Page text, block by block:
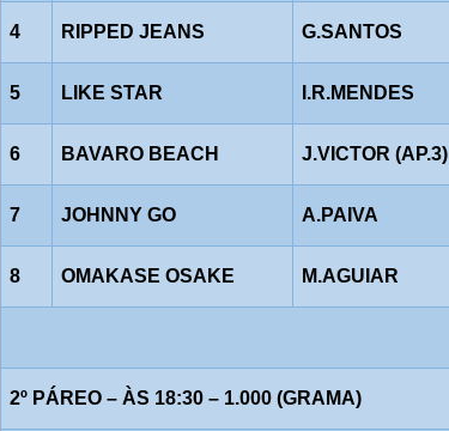
4 RIPPED JEANS G.SANTOS
5 LIKE STAR I.R.MENDES
6 BAVARO BEACH J.VICTOR (AP.3)
7 JOHNNY GO A.PAIVA
8 OMAKASE OSAKE M.AGUIAR
2º PÁREO – ÀS 18:30 – 1.000 (GRAMA)